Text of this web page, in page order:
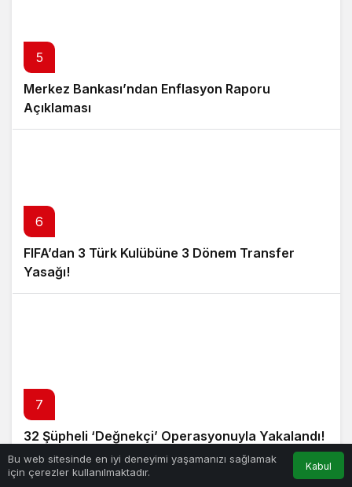
5
Merkez Bankası’ndan Enflasyon Raporu
Açıklaması
6
FIFA’dan 3 Türk Kulübüne 3 Dönem Transfer
Yasağı!
7
32 Şüpheli ‘Değnekçi’ Operasyonuyla Yakalandı!
Bu web sitesinde en iyi deneyimi yaşamanızı sağlamak
için çerezler kullanılmaktadır.
Kabul